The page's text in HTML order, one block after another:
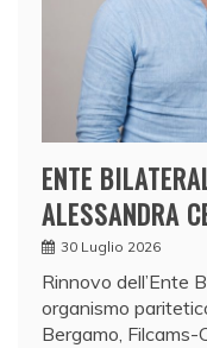
ENTE
ALESSANDRA
30 Luglio 2026
Rinnovo dell’Ente
organismo
Bergamo,